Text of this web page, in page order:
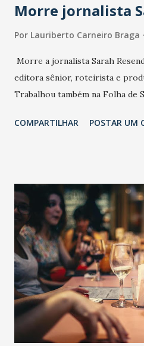
Morre jornalista
Por Lauriberto Carneiro Braga
Morre a jornalista Sarah
editora sênior, roteirista e
Trabalhou também na Folha de
COMPARTILHAR POSTAR UM